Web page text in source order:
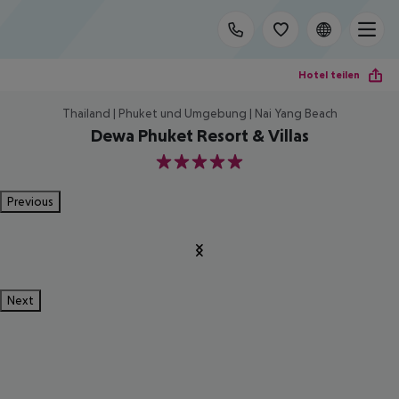
Hotel teilen
Thailand | Phuket und Umgebung | Nai Yang Beach
Dewa Phuket Resort & Villas
5
Previous
Next